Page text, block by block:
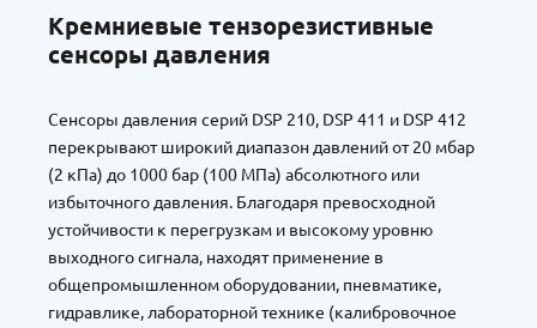
Кремниевые тензорезистивные
сенсоры давления
Сенсоры давления серий DSP 210, DSP 411 и DSP 412
перекрывают широкий диапазон давлений от 20 мбар
(2 кПа) до 1000 бар (100 МПа) абсолютного или
избыточного давления. Благодаря превосходной
устойчивости к перегрузкам и высокому уровню
выходного сигнала, находят применение в
общепромышленном оборудовании, пневматике,
гидравлике, лабораторной технике (калибровочное